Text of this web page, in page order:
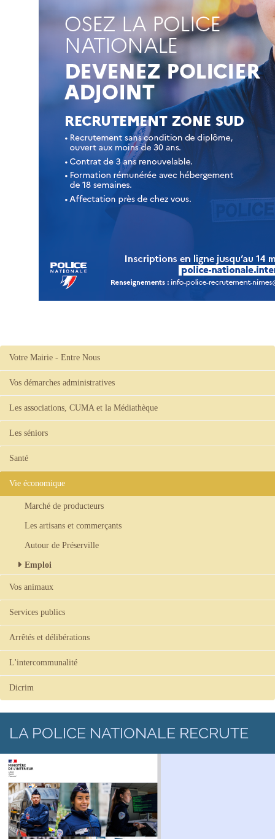
Votre Mairie - Entre Nous
Vos démarches administratives
Les associations, CUMA et la Médiathèque
Les séniors
Santé
Vie économique
Marché de producteurs
Les artisans et commerçants
Autour de Préserville
Emploi
Vos animaux
Services publics
Arrêtés et délibérations
L'intercommunalité
Dicrim
LA POLICE NATIONALE RECRUTE